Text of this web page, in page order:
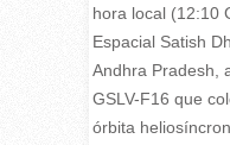
hora local (12:10
Espacial Satish
Andhra Pradesh,
GSLV-F16 que
órbita